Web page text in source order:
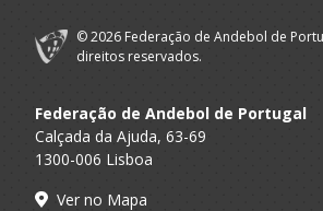
© 2026 Federação de Andebol de
direitos reservados.
Federação de Andebol de Portugal
Calçada da Ajuda, 63-69
1300-006 Lisboa
Ver no Mapa